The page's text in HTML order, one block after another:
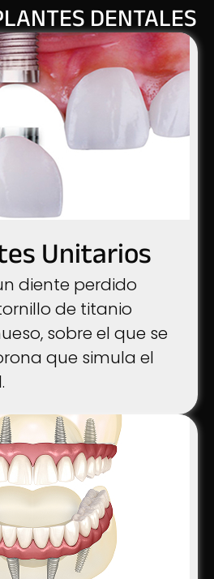
DENTALES
Unitarios
diente perdido
de titanio
sobre el que se
que simula el